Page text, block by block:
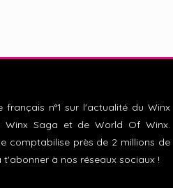
français n°1 sur l'actualité du Winx
Winx Saga et de World Of Winx.
comptabilise près de 2 millions de
t'abonner à nos réseaux sociaux !